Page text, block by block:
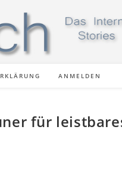
ANMELDEN
für